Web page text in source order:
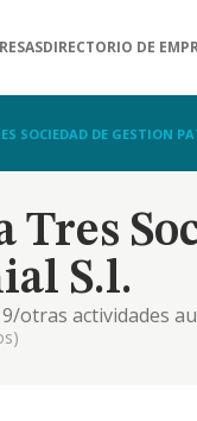
DIRECTORIO DE
SOCIEDAD DE GESTION
Tres
S.l.
otras actividades
actividades: